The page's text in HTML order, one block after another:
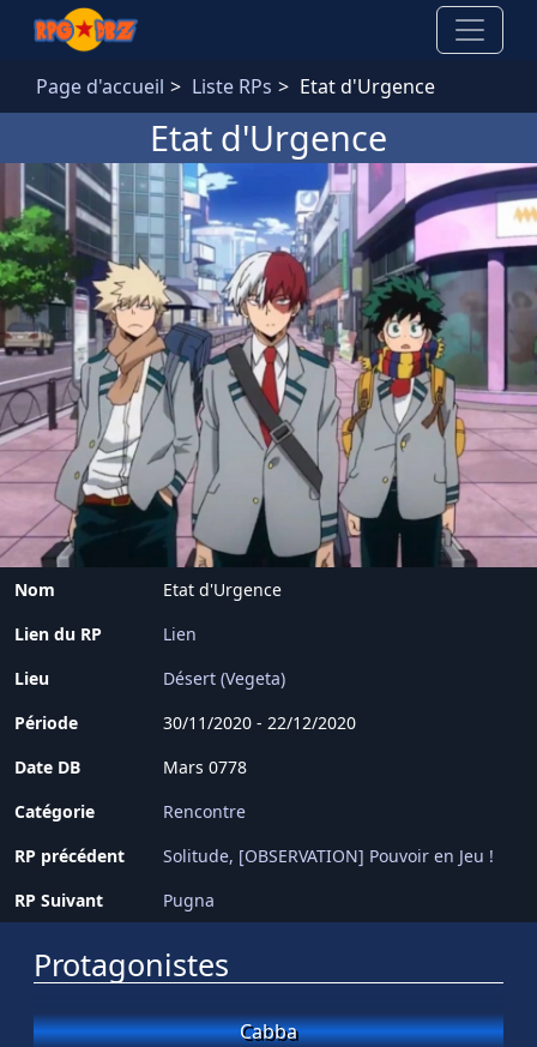
Aller au contenu principal
Page d'accueil Liste RPs Etat d'Urgence
Etat d'Urgence
Nom
Etat d'Urgence
Lien du RP
Lien
Lieu
Désert (Vegeta)
Période
30/11/2020 - 22/12/2020
Date DB
Mars 0778
Catégorie
Rencontre
RP précédent
Solitude [OBSERVATION] Pouvoir en Jeu !
RP Suivant
Pugna
Protagonistes
Cabba